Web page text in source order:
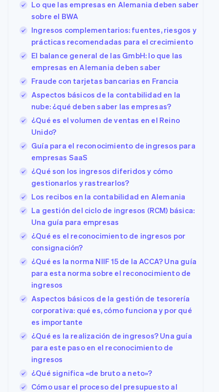
Lo que las empresas en Alemania deben saber
sobre el BWA
Ingresos complementarios: fuentes, riesgos y
prácticas recomendadas para el crecimiento
El balance general de las GmbH: lo que las
empresas en Alemania deben saber
Fraude con tarjetas bancarias en Francia
Aspectos básicos de la contabilidad en la
nube: ¿qué deben saber las empresas?
¿Qué es el volumen de ventas en el Reino
Unido?
Guía para el reconocimiento de ingresos para
empresas SaaS
¿Qué son los ingresos diferidos y cómo
gestionarlos y rastrearlos?
Los recibos en la contabilidad en Alemania
La gestión del ciclo de ingresos (RCM) básica:
Una guía para empresas
¿Qué es el reconocimiento de ingresos por
consignación?
¿Qué es la norma NIIF 15 de la ACCA? Una guía
para esta norma sobre el reconocimiento de
ingresos
Aspectos básicos de la gestión de tesorería
corporativa: qué es, cómo funciona y por qué
es importante
¿Qué es la realización de ingresos? Una guía
para este paso en el reconocimiento de
ingresos
¿Qué significa «de bruto a neto»?
Cómo usar el proceso del presupuesto al